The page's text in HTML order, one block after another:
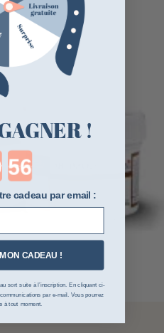
!
Countdown ends in:
cadeau par email :
CADEAU !
sort suite à l’inscription. En cliquant ci-
par e-mail. Vous pourrez
à tout moment.